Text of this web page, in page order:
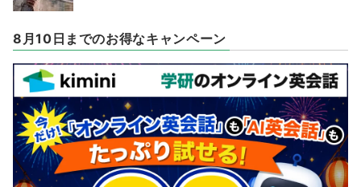
8月10日までのお得なキャンペーン